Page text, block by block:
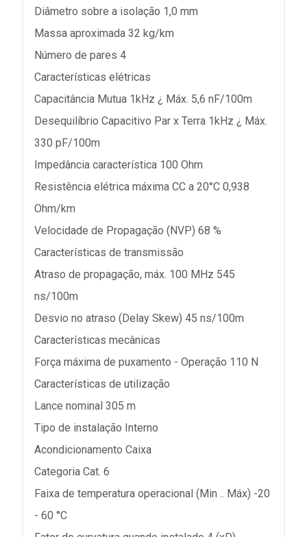
Diâmetro sobre a isolação 1,0 mm
Massa aproximada 32 kg/km
Número de pares 4
Características elétricas
Capacitância Mutua 1kHz ¿ Máx. 5,6 nF/100m
Desequilíbrio Capacitivo Par x Terra 1kHz ¿ Máx.
330 pF/100m
Impedância característica 100 Ohm
Resistência elétrica máxima CC a 20°C 0,938
Ohm/km
Velocidade de Propagação (NVP) 68 %
Características de transmissão
Atraso de propagação, máx. 100 MHz 545
ns/100m
Desvio no atraso (Delay Skew) 45 ns/100m
Características mecânicas
Força máxima de puxamento - Operação 110 N
Características de utilização
Lance nominal 305 m
Tipo de instalação Interno
Acondicionamento Caixa
Categoria Cat. 6
Faixa de temperatura operacional (Min .. Máx) -20
- 60 °C